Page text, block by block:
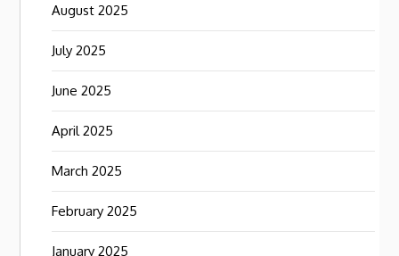
August 2025
July 2025
June 2025
April 2025
March 2025
February 2025
January 2025